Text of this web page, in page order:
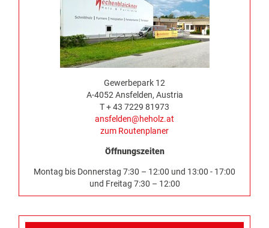
Gewerbepark 12
A-4052 Ansfelden, Austria
T + 43 7229 81973
ansfelden@heholz.at
zum Routenplaner
Öffnungszeiten
Montag bis Donnerstag 7:30 – 12:00 und 13:00 - 17:00
und Freitag 7:30 – 12:00